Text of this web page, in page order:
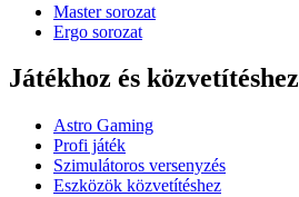
Master sorozat
Ergo sorozat
Játékhoz és közvetítéshez
Astro Gaming
Profi játék
Szimulátoros versenyzés
Eszközök közvetítéshez